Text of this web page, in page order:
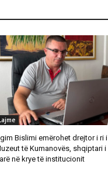
Bislimi emërohet drejtor i ri i
të Kumanovës, shqiptari i
në krye të institucionit